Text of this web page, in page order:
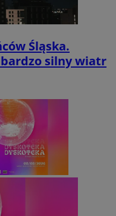
Śląska.
silny wiatr